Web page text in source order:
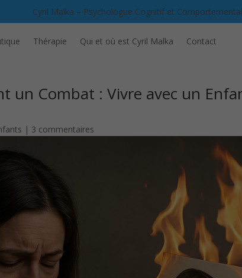
Cyril Malka – Psychologue Cognitif et
Thérapie Qui et où est Cyril Malka Contact
un Combat : Vivre avec un
| 3 commentaires